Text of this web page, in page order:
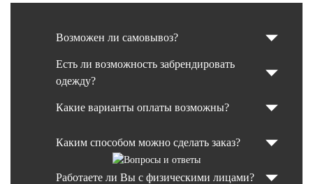
Возможен ли самовывоз?
Есть ли возможность забрендировать
одежду?
Какие варианты оплаты возможны?
Каким способом можно сделать заказ?
Работаете ли Вы с физическими лицами?